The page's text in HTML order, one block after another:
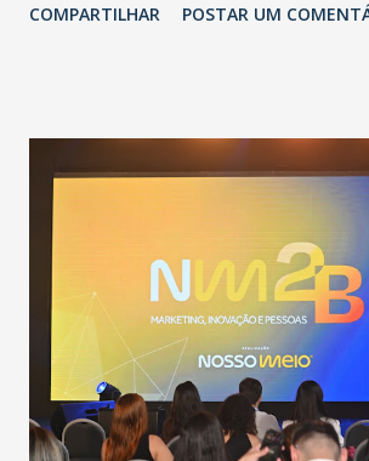
adotadas pelo Governo do Estado na
população suspeita e de cuidados com os
públicos e domiciliares. “Nós não estamos
epidemia comum, como temos em todos
aumento de casos de dengue, influenza
de uma epidemia com um vírus diferente,
contaminação maior que outros
secretário. Segundo ele, é uma epidemia
contaminação alta, podendo gerar um
população e ao sistema de saúde.
COMPARTILHAR POSTAR UM